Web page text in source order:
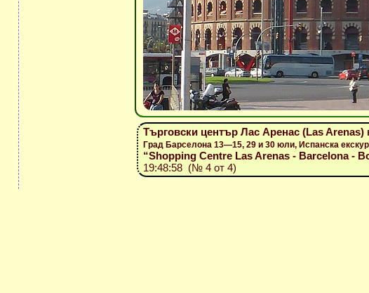
Търговски център Лас Аренас (Las
Град Барселона 13—15, 29 и 30 юли, Испанска
“Shopping Centre Las Arenas - Barcelona -
19:48:58 (№ 4 от 4)